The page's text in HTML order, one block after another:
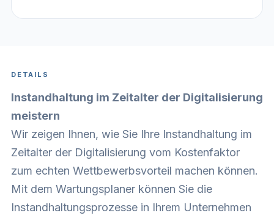
DETAILS
Instandhaltung im Zeitalter der Digitalisierung
meistern
Wir zeigen Ihnen, wie Sie Ihre Instandhaltung im
Zeitalter der Digitalisierung vom Kostenfaktor
zum echten Wettbewerbsvorteil machen können.
Mit dem Wartungsplaner können Sie die
Instandhaltungsprozesse in Ihrem Unternehmen